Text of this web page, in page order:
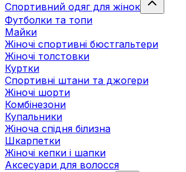
Спортивний одяг для жінок
Футболки та топи
Майки
Жіночі спортивні бюстгальтери
Жіночі толстовки
Куртки
Спортивні штани та джогери
Жіночі шорти
Комбінезони
Купальники
Жіноча спідня білизна
Шкарпетки
Жіночі кепки і шапки
Аксесуари для волосся